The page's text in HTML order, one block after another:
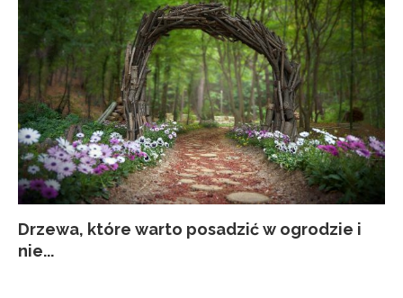
Drzewa, które warto posadzić w ogrodzie i
nie...